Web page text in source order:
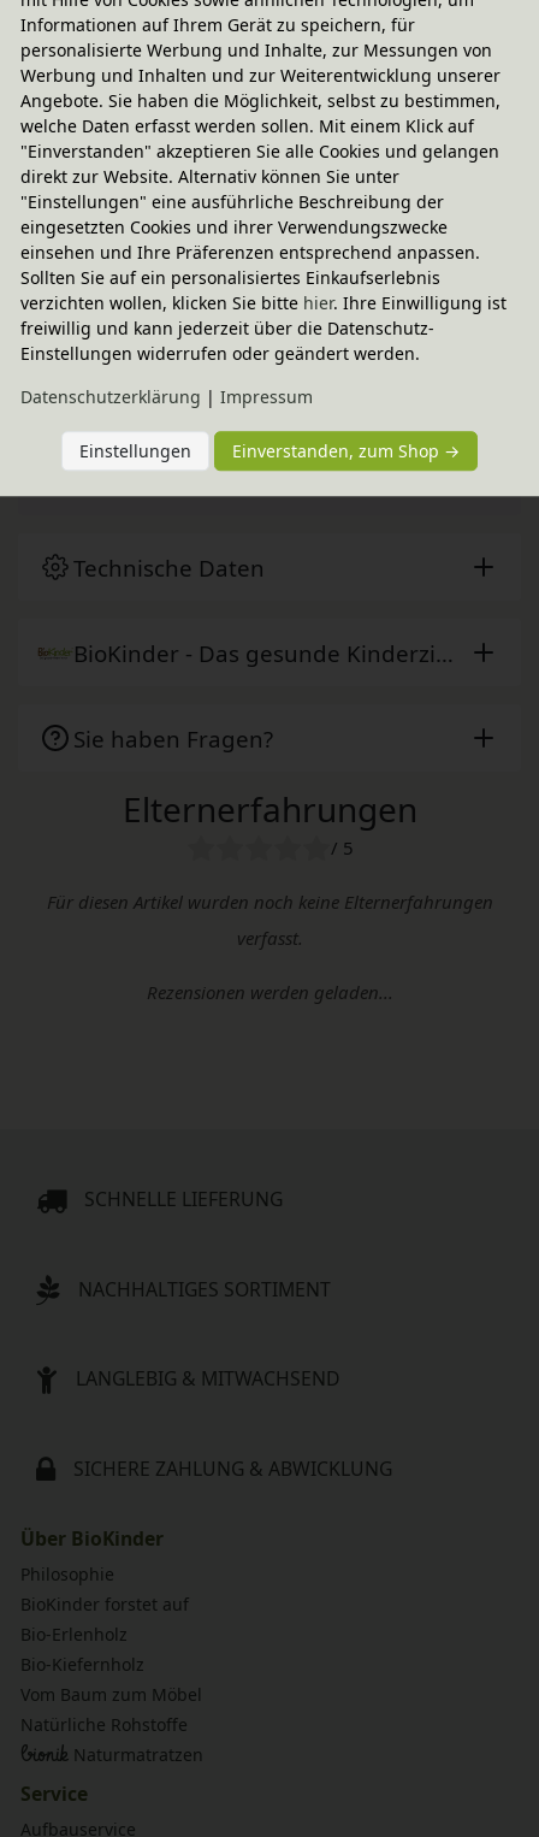
Fairer Paketversand
19,95 € innerhalb ...
Sofort lieferbar - Versand am Montag!
CO -neutraler Paketversand
weitere Informationen
Technische Daten
BioKinder - Das gesunde Kinderzimmer
Sie haben Fragen?
Elternerfahrungen
/ 5
Für diesen Artikel wurden noch keine Elternerfahrungen
verfasst.
Rezensionen werden geladen...
SCHNELLE LIEFERUNG
NACHHALTIGES SORTIMENT
LANGLEBIG & MITWACHSEND
SICHERE ZAHLUNG & ABWICKLUNG
Über BioKinder
Philosophie
BioKinder forstet auf
Bio-Erlenholz
Bio-Kiefernholz
Vom Baum zum Möbel
Natürliche Rohstoffe
bionik Naturmatratzen
Service
Aufbauservice
Informationen auf Ihrem Gerät zu speichern, für
personalisierte Werbung und Inhalte, zur Messungen von
Werbung und Inhalten und zur Weiterentwicklung unserer
Angebote. Sie haben die Möglichkeit, selbst zu bestimmen,
welche Daten erfasst werden sollen. Mit einem Klick auf
"Einverstanden" akzeptieren Sie alle Cookies und gelangen
direkt zur Website. Alternativ können Sie unter
"Einstellungen" eine ausführliche Beschreibung der
eingesetzten Cookies und ihrer Verwendungszwecke
einsehen und Ihre Präferenzen entsprechend anpassen.
Sollten Sie auf ein personalisiertes Einkaufserlebnis
verzichten wollen, klicken Sie bitte hier. Ihre Einwilligung ist
freiwillig und kann jederzeit über die Datenschutz-
Einstellungen widerrufen oder geändert werden.
Daten­schutz­erklärung | Impressum
Einstellungen Einverstanden, zum Shop →